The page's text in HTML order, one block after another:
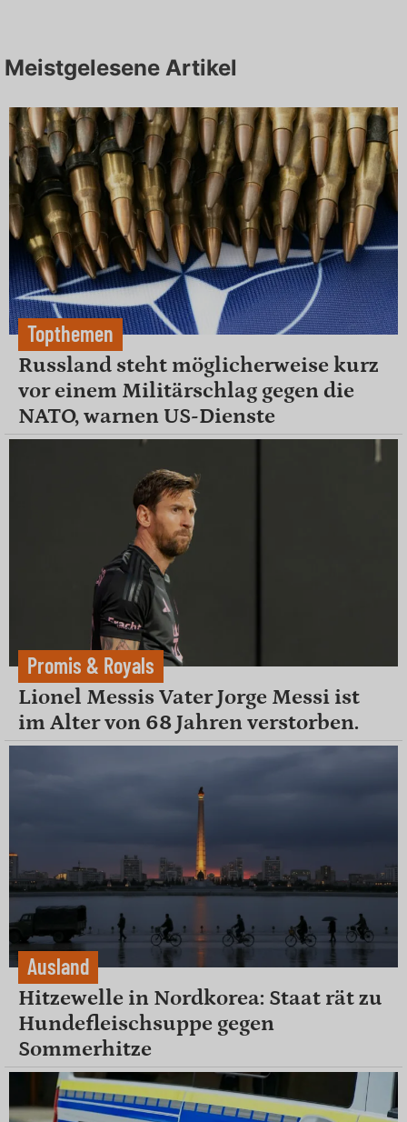
Meistgelesene Artikel
Topthemen
Russland steht möglicherweise kurz
vor einem Militärschlag gegen die
NATO, warnen US-Dienste
Promis & Royals
Lionel Messis Vater Jorge Messi ist
im Alter von 68 Jahren verstorben.
Ausland
Hitzewelle in Nordkorea: Staat rät zu
Hundefleischsuppe gegen
Sommerhitze